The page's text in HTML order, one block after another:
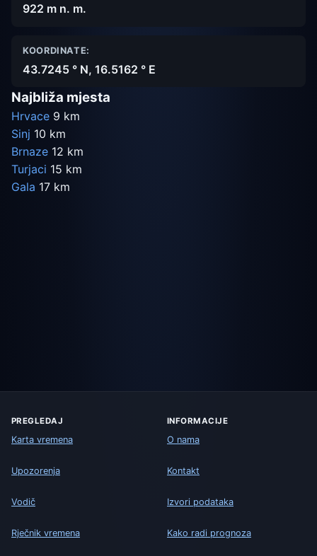
922 m n. m.
KOORDINATE:
43.7245 ° N, 16.5162 ° E
Najbliža mjesta
Hrvace 9 km
Sinj 10 km
Brnaze 12 km
Turjaci 15 km
Gala 17 km
PREGLEDAJ
Karta vremena
Upozorenja
Vodič
Rječnik vremena
INFORMACIJE
O nama
Kontakt
Izvori podataka
Kako radi prognoza